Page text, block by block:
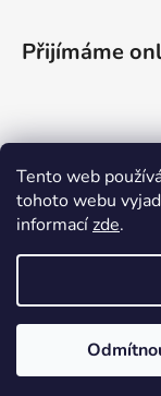
Tento web
tohoto webu
informacízde.
Přijímáme
Vyhledávání
Copyright